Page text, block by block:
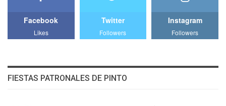
Facebook
Likes
Twitter
Followers
Instagram
Followers
FIESTAS PATRONALES DE PINTO